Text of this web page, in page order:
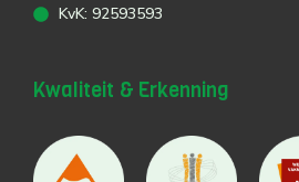
KvK: 92593593
Kwaliteit & Erkenning